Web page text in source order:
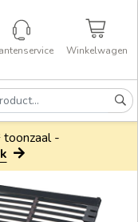
Winkelwagen
toonzaal -